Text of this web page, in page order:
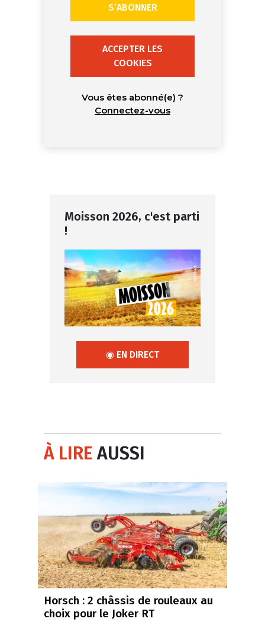
S’ABONNER
ACCEPTER LES
COOKIES
Vous êtes abonné(e) ?
Connectez-vous
Moisson 2026, c'est parti
!
◉ EN DIRECT
À LIREAUSSI
Horsch : 2 châssis de rouleaux au
choix pour le Joker RT